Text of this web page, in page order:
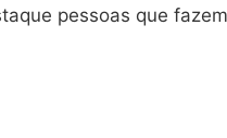
pessoas que